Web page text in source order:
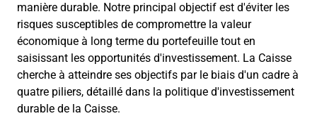
manière durable. Notre principal objectif est d'éviter les
risques susceptibles de compromettre la valeur
économique à long terme du portefeuille tout en
saisissant les opportunités d'investissement. La Caisse
cherche à atteindre ses objectifs par le biais d'un cadre à
quatre piliers, détaillé dans la politique d'investissement
durable de la Caisse.